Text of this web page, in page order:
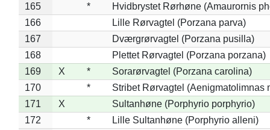
165
*
Hvidbrystet Rørhøne (Amaurornis
166
Lille Rørvagtel (Porzana parva)
167
Dværgrørvagtel (Porzana pusilla)
168
Plettet Rørvagtel (Porzana porzana)
169
X *
Sorarørvagtel (Porzana carolina)
170
*
Stribet Rørvagtel (Aenigmatolimnas
171
X
Sultanhøne (Porphyrio porphyrio)
172
*
Lille Sultanhøne (Porphyrio alleni)